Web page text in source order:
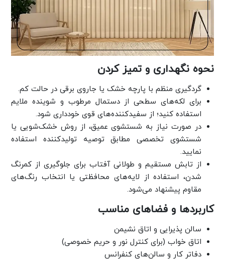
نحوه نگهداری و تمیز کردن
گردگیری منظم با پارچه خشک یا جاروی برقی در حالت کم.
برای لکه‌های سطحی از دستمال مرطوب و شوینده ملایم
استفاده کنید؛ از سفیدکننده‌های قوی خودداری شود.
در صورت نیاز به شستشوی عمیق، از روش خشک‌شویی یا
شستشوی تخصصی مطابق توصیه تولیدکننده استفاده
نمایید.
از تابش مستقیم و طولانی آفتاب برای جلوگیری از کمرنگ
شدن، استفاده از لایه‌های محافظتی یا انتخاب رنگ‌های
مقاوم پیشنهاد می‌شود.
کاربردها و فضاهای مناسب
سالن پذیرایی و اتاق نشیمن
اتاق خواب (برای کنترل نور و حریم خصوصی)
دفاتر کار و سالن‌های کنفرانس